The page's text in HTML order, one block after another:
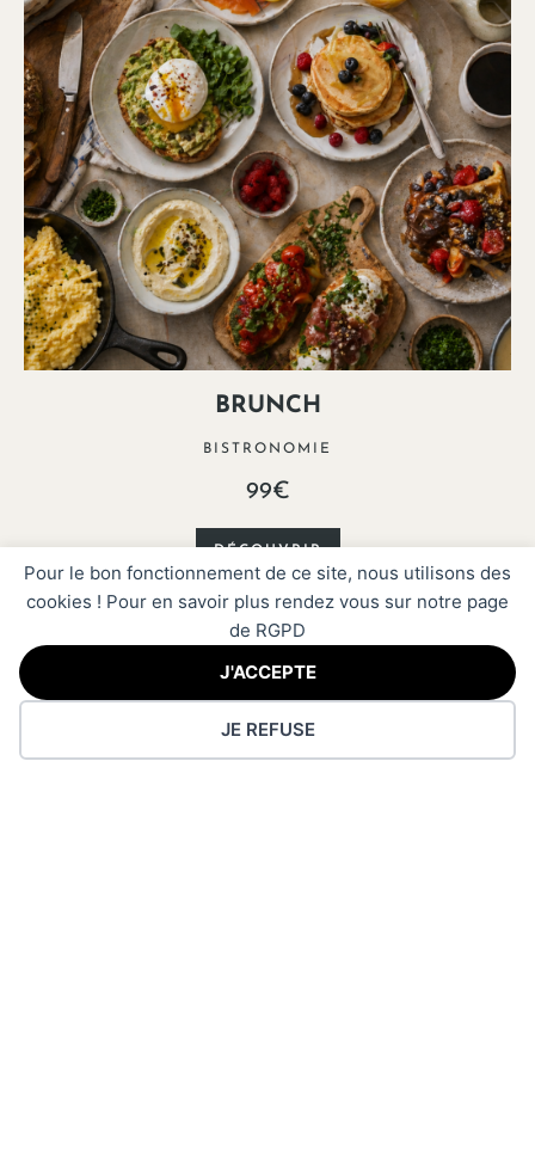
Pour le bon fonctionnement de ce site, nous utilisons des
cookies ! Pour en savoir plus rendez vous sur notre page
de RGPD
J'ACCEPTE
JE REFUSE
BRUNCH
BISTRONOMIE
99€
DÉCOUVRIR